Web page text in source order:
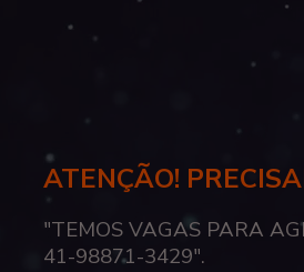
ATENÇÃO!
"TEMOS VAGAS PARA
41-98871-3429".